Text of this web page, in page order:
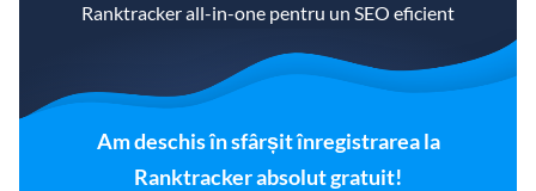
Ranktracker all-in-one pentru un SEO eficient
Am deschis în sfârșit înregistrarea la
Ranktracker absolut gratuit!